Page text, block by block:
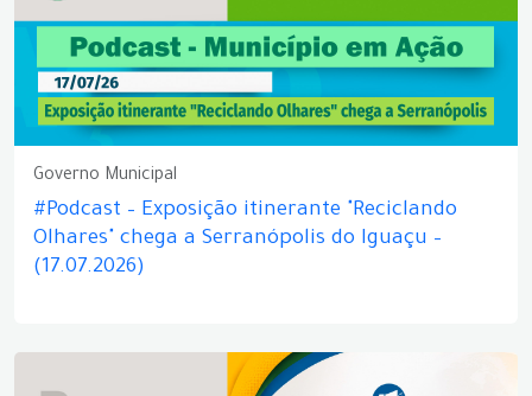
Governo Municipal
#Podcast – Exposição itinerante "Reciclando
Olhares" chega a Serranópolis do Iguaçu –
(17.07.2026)